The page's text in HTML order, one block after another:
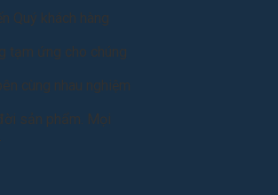
Quý khách hàng
tạm ứng cho chúng
cùng nhau nghiệm
sản phẩm. Mọi